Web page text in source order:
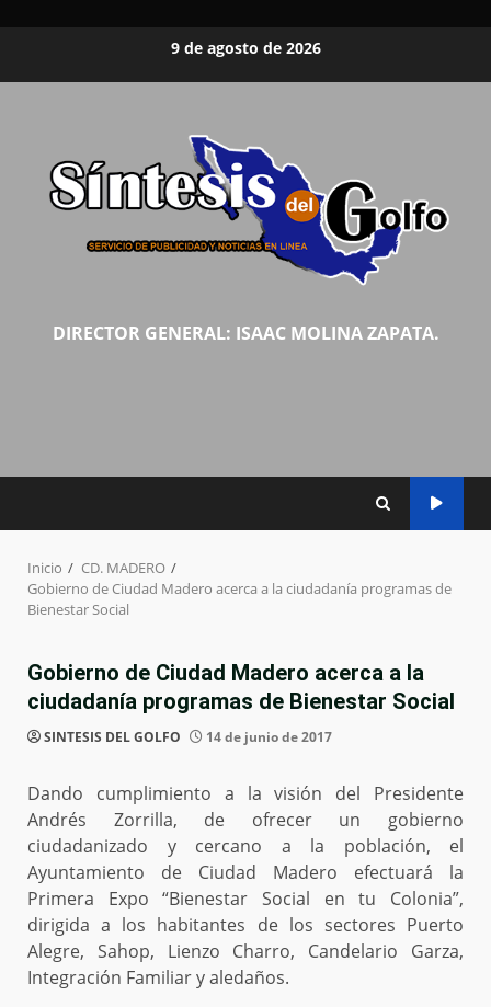
9 de agosto de 2026
DIRECTOR GENERAL: ISAAC MOLINA ZAPATA.
Inicio
CD. MADERO
Gobierno de Ciudad Madero acerca a la ciudadanía programas de
Bienestar Social
Gobierno de Ciudad Madero acerca a la
ciudadanía programas de Bienestar Social
SINTESIS DEL GOLFO 14 de junio de 2017
Dando cumplimiento a la visión del Presidente
Andrés Zorrilla, de ofrecer un gobierno
ciudadanizado y cercano a la población, el
Ayuntamiento de Ciudad Madero efectuará la
Primera Expo “Bienestar Social en tu Colonia”,
dirigida a los habitantes de los sectores Puerto
Alegre, Sahop, Lienzo Charro, Candelario Garza,
Integración Familiar y aledaños.